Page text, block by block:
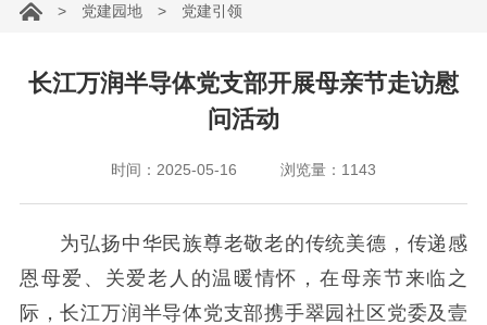
服务支持
资讯中心
内部AI助手
> 党建园地> 党建引领
长江万润半导体党支部开展母亲节走访慰
问活动
时间：2025-05-16 浏览量：1143
为弘扬中华民族尊老敬老的传统美德，传递感
恩母爱、关爱老人的温暖情怀，在母亲节来临之
际，长江万润半导体党支部携手翠园社区党委及壹